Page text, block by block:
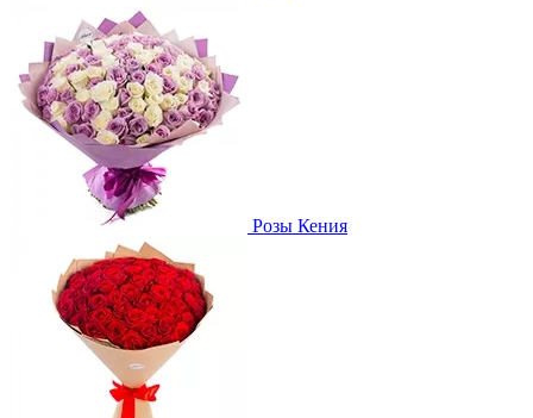
Розы Кения